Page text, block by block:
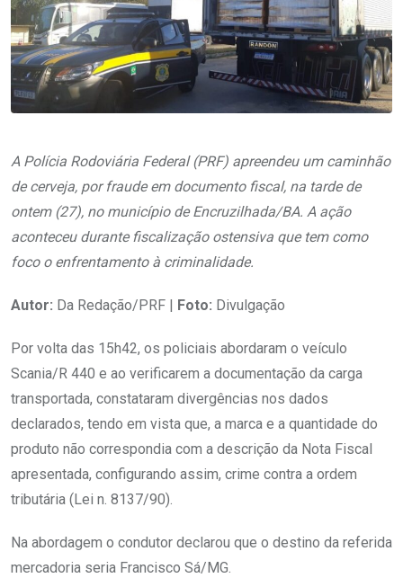
A Polícia Rodoviária Federal (PRF) apreendeu um caminhão
de cerveja, por fraude em documento fiscal, na tarde de
ontem (27), no município de Encruzilhada/BA. A ação
aconteceu durante fiscalização ostensiva que tem como
foco o enfrentamento à criminalidade.
Autor: Da Redação/PRF | Foto: Divulgação
Por volta das 15h42, os policiais abordaram o veículo
Scania/R 440 e ao verificarem a documentação da carga
transportada, constataram divergências nos dados
declarados, tendo em vista que, a marca e a quantidade do
produto não correspondia com a descrição da Nota Fiscal
apresentada, configurando assim, crime contra a ordem
tributária (Lei n. 8137/90).
Na abordagem o condutor declarou que o destino da referida
mercadoria seria Francisco Sá/MG.